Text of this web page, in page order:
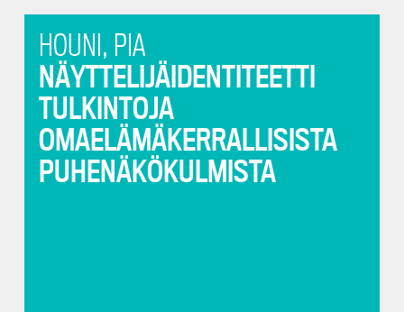
HOUNI, PIA
NÄYTTELIJÄIDENTITEETTI
TULKINTOJA
OMAELÄMÄKERRALLISISTA
PUHENÄKÖKULMISTA